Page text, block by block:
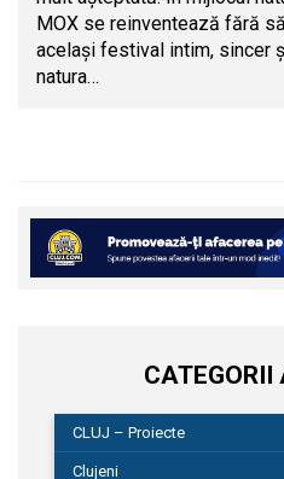
MOX se reinventează fără
același festival intim, sincer
natura…
CATEGORII
CLUJ – Proiecte
Clujeni